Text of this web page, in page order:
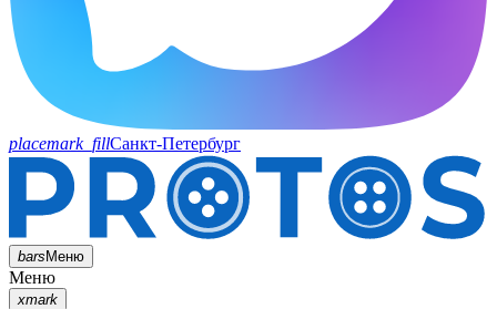
placemark_fillСанкт-Петербург
barsМеню
Меню
xmark